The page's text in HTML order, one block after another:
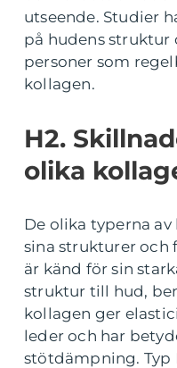
utseende. Studier
på hudens struktur
personer som
kollagen.
H2.
olika
De olika typerna
sina strukturer och
är känd för sin
struktur till hud,
kollagen ger
leder och har
stötdämpning. Typ